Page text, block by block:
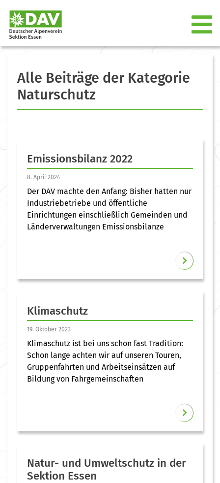
Alle Beiträge der Kategorie
Naturschutz
Emissionsbilanz 2022
8. April 2024
Der DAV machte den Anfang: Bisher hatten nur
Industriebetriebe und öffentliche
Einrichtungen einschließlich Gemeinden und
Länderverwaltungen Emissionsbilanze
Klimaschutz
19. Oktober 2023
Klimaschutz ist bei uns schon fast Tradition:
Schon lange achten wir auf unseren Touren,
Gruppenfahrten und Arbeitseinsätzen auf
Bildung von Fahrgemeinschaften
Natur- und Umweltschutz in der
Sektion Essen